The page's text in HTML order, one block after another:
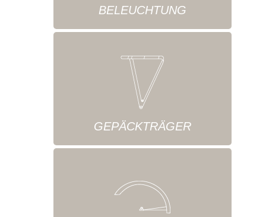
BELEUCHTUNG
GEPÄCKTRÄGER